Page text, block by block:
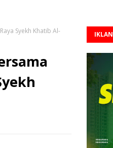
Syekh Khatib Al-
IKLAN